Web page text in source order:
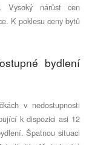
Vysoký nárůst cen
K poklesu ceny bytů
bydlení
v nedostupnosti
k dispozici asi 12
Špatnou situaci